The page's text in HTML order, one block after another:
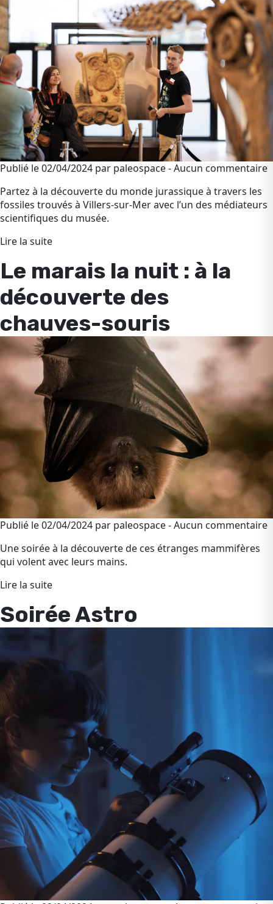
Publié le 02/04/2024 par paleospace - Aucun commentaire
Partez à la découverte du monde jurassique à travers les
fossiles trouvés à Villers-sur-Mer avec l’un des médiateurs
scientifiques du musée.
Lire la suite
Le marais la nuit : à la
découverte des
chauves-souris
Publié le 02/04/2024 par paleospace - Aucun commentaire
Une soirée à la découverte de ces étranges mammifères
qui volent avec leurs mains.
Lire la suite
Soirée Astro